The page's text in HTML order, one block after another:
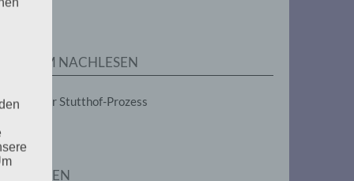
ZUM NACHLESEN
Der Stutthof-Prozess
SEITEN